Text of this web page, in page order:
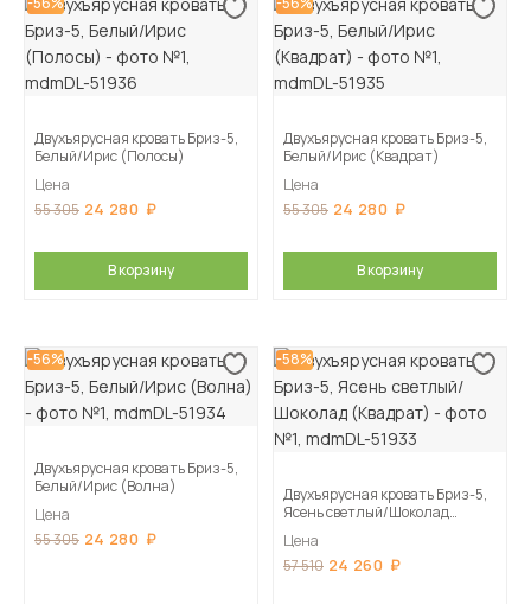
Двухъярусная кровать Бриз-5,
Белый/Ирис (Полосы)
Цена
55 305 24 280
В корзину
Двухъярусная кровать Бриз-5,
Белый/Ирис (Квадрат)
Цена
55 305 24 280
В корзину
-56%
Двухъярусная кровать Бриз-5,
Белый/Ирис (Волна)
Цена
55 305 24 280
-58%
Двухъярусная кровать Бриз-5,
Ясень светлый/Шоколад
Цена
57 510 24 260